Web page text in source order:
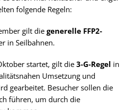
folgende Regeln:
gilt die generelle FFP2-
in Seilbahnen.
startet, gilt die 3-G-Regel in
Umsetzung und
gearbeitet. Besucher sollen die
führen, um durch die